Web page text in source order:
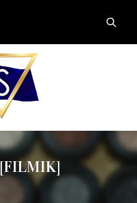
[FILMIK]